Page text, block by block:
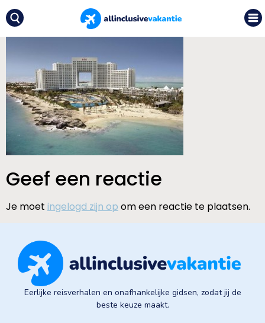
Geef een reactie
Je moet ingelogd zijn op om een reactie te plaatsen.
Eerlijke reisverhalen en onafhankelijke gidsen, zodat jij de
beste keuze maakt.